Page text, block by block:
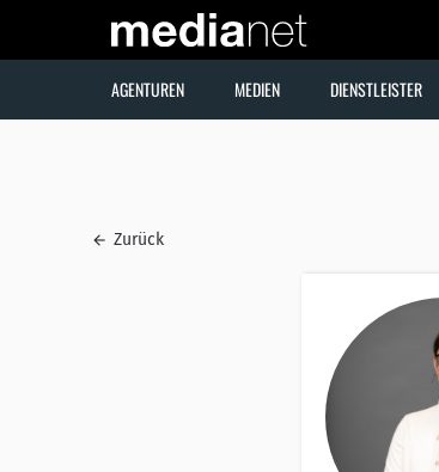
AGENTUREN MEDIEN DIENSTLEISTER
Zurück